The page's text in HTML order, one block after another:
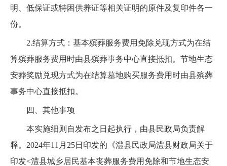
明、低保证或特困供养证等相关证明的原件及复印件各一
份。
2.结算方式：基本殡葬服务费用免除兑现方式为在结
算殡葬服务费用时由县殡葬事务中心直接抵扣。节地生态
安葬奖励兑现方式为在结算墓地购买服务费用时由县殡葬
事务中心直接抵扣。
四、其他事项
本实施细则自发布之日起执行，由县民政局负责解
释。2024年11月25日印发的《澧县民政局澧县财政局关于
印发<澧县城乡居民基本丧葬服务费用免除和节地生态安